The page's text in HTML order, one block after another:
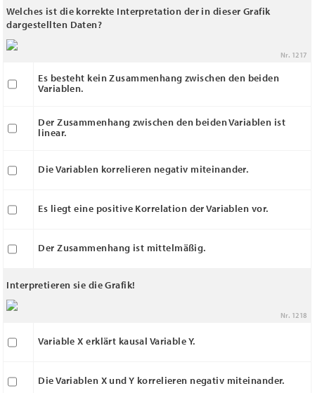
Welches ist die korrekte Interpretation der in dieser Grafik
dargestellten Daten?
Nr. 1217
Es besteht kein Zusammenhang zwischen den beiden
Variablen.
Der Zusammenhang zwischen den beiden Variablen ist
linear.
Die Variablen korrelieren negativ miteinander.
Es liegt eine positive Korrelation der Variablen vor.
Der Zusammenhang ist mittelmäßig.
Interpretieren sie die Grafik!
Nr. 1218
Variable X erklärt kausal Variable Y.
Die Variablen X und Y korrelieren negativ miteinander.